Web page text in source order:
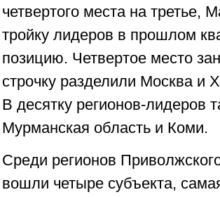
четвертого места на третье,
тройку лидеров в прошлом
позицию. Четвертое место
строчку разделили Москва и
В десятку регионов-лидеров
Мурманская область и Коми.
Среди регионов
вошли четыре субъекта,